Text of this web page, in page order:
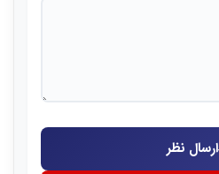
ارسال نظر